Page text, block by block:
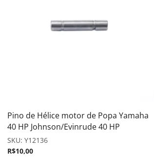
Pino de Hélice motor de Popa Yamaha
40 HP Johnson/Evinrude 40 HP
SKU: Y12136
R$10,00